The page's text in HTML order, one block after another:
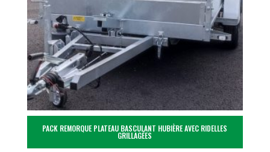
PACK REMORQUE PLATEAU BASCULANT HUBIÈRE AVEC RIDELLES
GRILLAGÉES